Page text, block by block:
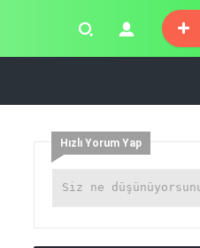
Hızlı Yorum Yap